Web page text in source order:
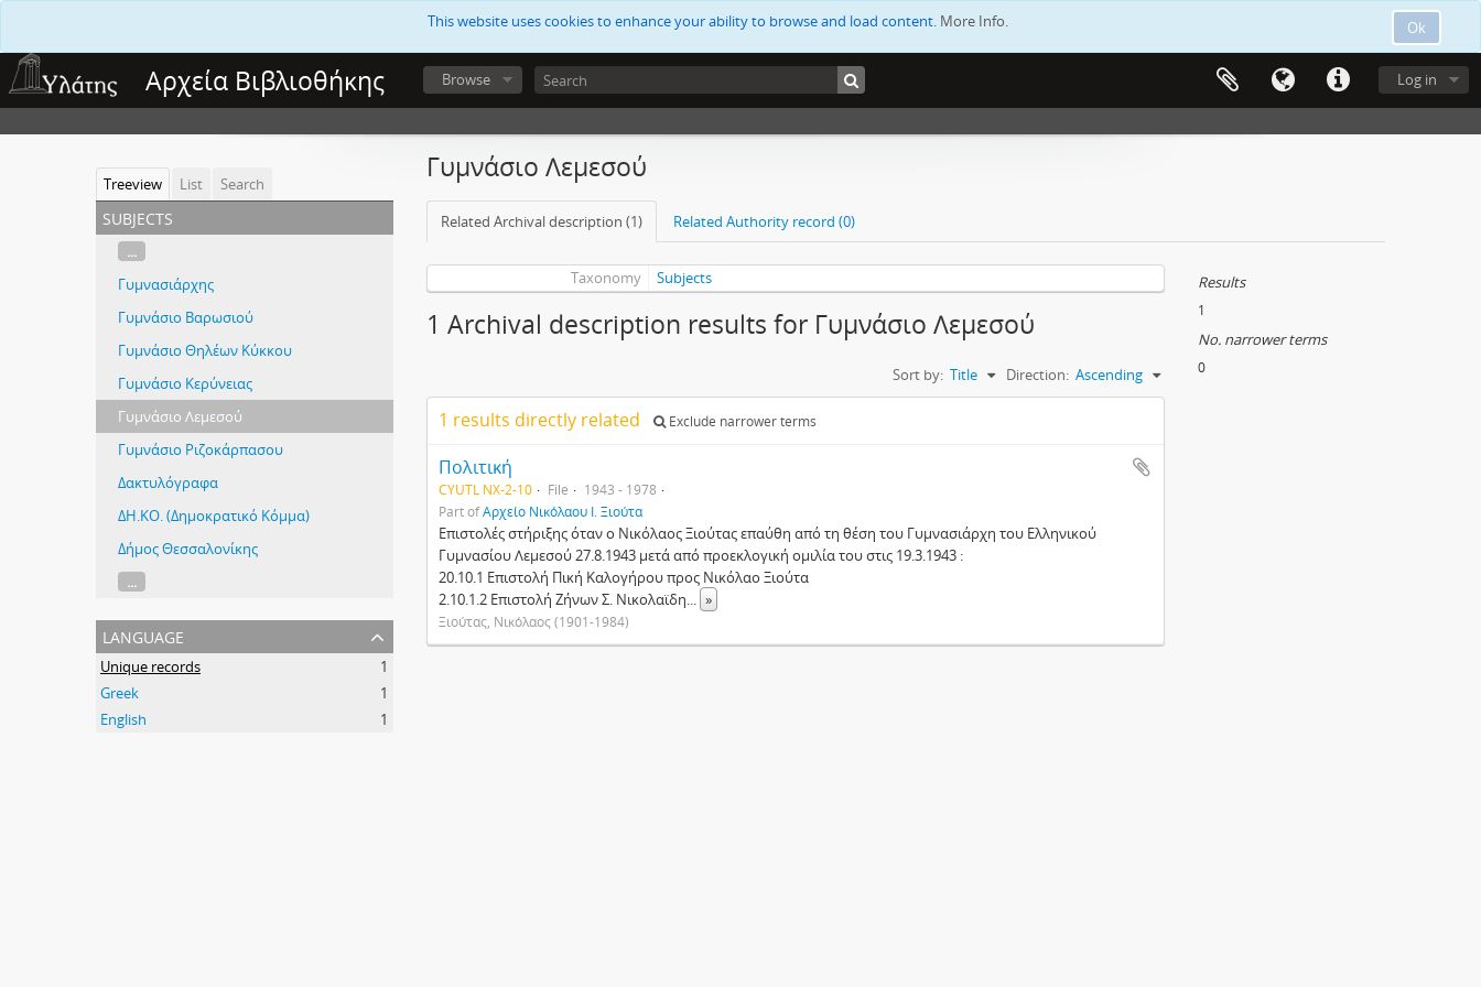
Ok
This website uses cookies to enhance your ability to browse and load content. More Info.
Αρχεία Βιβλιοθήκης Log in
Browse
Treeview List Search
subjects
...
Γυμνασιάρχης
Γυμνάσιο Βαρωσιού
Γυμνάσιο Θηλέων Κύκκου
Γυμνάσιο Κερύνειας
Γυμνάσιο Λεμεσού
Γυμνάσιο Ριζοκάρπασου
Δακτυλόγραφα
ΔΗ.ΚΟ. (Δημοκρατικό Κόμμα)
Δήμος Θεσσαλονίκης
...
language
Unique records
1
Greek
1
English
1
Γυμνάσιο Λεμεσού
Related Archival description (1) Related Authority record (0)
Taxonomy Subjects
1 Archival description results for Γυμνάσιο Λεμεσού
Sort by: Title Direction: Ascending
1 results directly related Exclude narrower terms
Πολιτική
CYUTL NX-2-10 File
1943 - 1978
Part ofΑρχείο Νικόλαου Ι. Ξιούτα
Επιστολές στήριξης όταν ο Νικόλαος Ξιούτας επαύθη από τη θέση του Γυμνασιάρχη του Ελληνικού
Γυμνασίου Λεμεσού 27.8.1943 μετά από προεκλογική ομιλία του στις 19.3.1943 :
20.10.1 Επιστολή Πική Καλογήρου προς Νικόλαο Ξιούτα
2.10.1.2 Επιστολή Ζήνων Σ. Νικολαϊδη... »
Ξιούτας, Νικόλαος (1901-1984)
Results
1
No. narrower terms
0